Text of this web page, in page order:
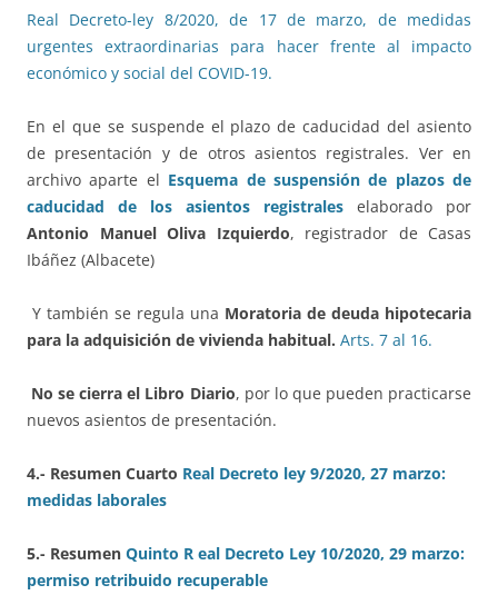
Real Decreto-ley 8/2020, de 17 de marzo, de medidas
urgentes extraordinarias para hacer frente al impacto
económico y social del COVID-19.
En el que se suspende el plazo de caducidad del asiento
de presentación y de otros asientos registrales. Ver en
archivo aparte el Esquema de suspensión de plazos de
caducidad de los asientos registrales elaborado por
Antonio Manuel Oliva Izquierdo, registrador de Casas
Ibáñez (Albacete)
Y también se regula una Moratoria de deuda hipotecaria
para la adquisición de vivienda habitual. Arts. 7 al 16.
No se cierra el Libro Diario, por lo que pueden practicarse
nuevos asientos de presentación.
4.- Resumen Cuarto Real Decreto ley 9/2020, 27 marzo:
medidas laborales
5.- Resumen Quinto R eal Decreto Ley 10/2020, 29 marzo:
permiso retribuido recuperable